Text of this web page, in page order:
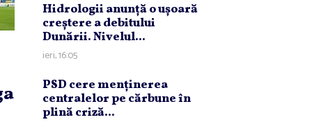
Hidrologii anunţă o uşoară
creştere a debitului
Dunării. Nivelul...
ieri, 16:05
PSD cere menţinerea
centralelor pe cărbune în
plină criză...